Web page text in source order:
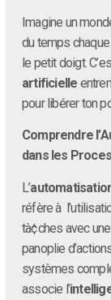
Imagine un
du temps
le petit doigt.
artificielle
pour libérer ton
Comprendre
dans les
L’
réfère à
tà¢ches avec
panoplie
systèmes
associe l’